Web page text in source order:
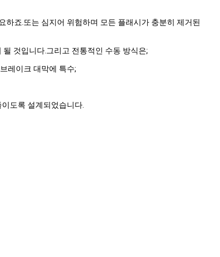
하죠.또는 심지어 위험하며 모든 플래시가 충분히 제거된
것입니다.그리고 전통적인 수동 방식은;
레이크 대막에 특수;
도록 설계되었습니다.